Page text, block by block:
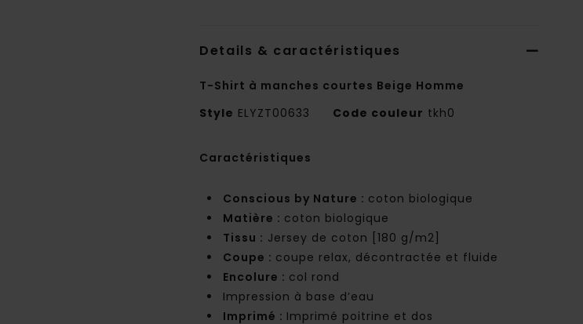
Details & caractéristiques
T-Shirt à manches courtes Beige Homme
Style ELYZT00633 Code couleur tkh0
Caractéristiques
Conscious by Nature : coton biologique
Matière : coton biologique
Tissu : Jersey de coton [180 g/m2]
Coupe : coupe relax, décontractée et fluide
Encolure : col rond
Impression à base d’eau
Imprimé : Imprimé poitrine et dos